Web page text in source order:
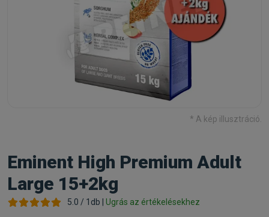
* A kép illusztráció.
Eminent High Premium Adult
Large 15+2kg
5.0 / 1db | Ugrás az értékelésekhez